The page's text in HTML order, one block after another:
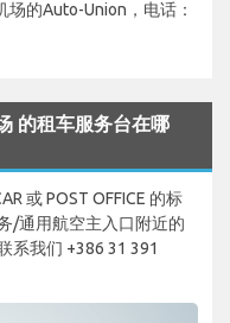
的Auto-Union，电话：
的租车服务台在哪
或 POST OFFICE 的标
/通用航空主入口附近的
系我们 +386 31 391